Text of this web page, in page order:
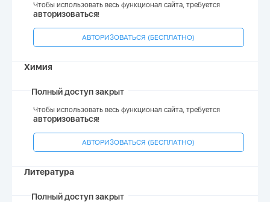
Чтобы использовать весь функционал сайта, требуется
авторизоваться!
АВТОРИЗОВАТЬСЯ (БЕСПЛАТНО)
Химия
Полный доступ закрыт
Чтобы использовать весь функционал сайта, требуется
авторизоваться!
АВТОРИЗОВАТЬСЯ (БЕСПЛАТНО)
Литература
Полный доступ закрыт